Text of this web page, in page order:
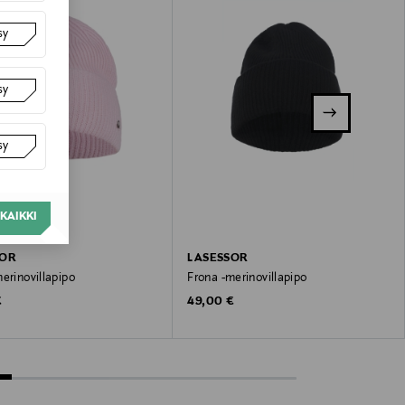
LASESSOR
Frona -merinovillapipo
Original Price
49,00 €